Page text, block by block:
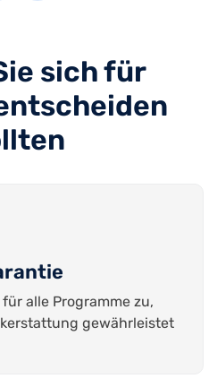
sich für
alle Programme zu,
gewährleistet